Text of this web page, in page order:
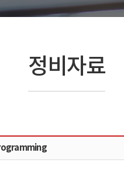
정비자료